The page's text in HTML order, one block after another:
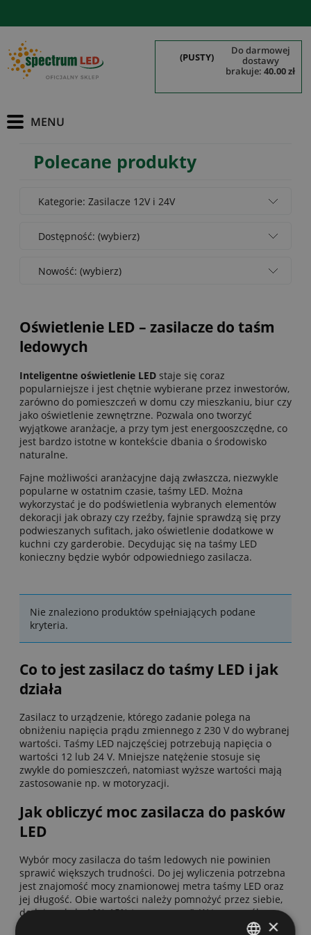
(PUSTY)
do darmowej
dostawy
brakuje: 40.00 zł
Polecane produkty
Kategorie: Zasilacze 12V i 24V
Dostępność: (wybierz)
Nowość: (wybierz)
Oświetlenie LED – zasilacze do taśm
ledowych
Inteligentne oświetlenie LED staje się coraz
popularniejsze i jest chętnie wybierane przez inwestorów,
zarówno do pomieszczeń w domu czy mieszkaniu, biur czy
jako oświetlenie zewnętrzne. Pozwala ono tworzyć
wyjątkowe aranżacje, a przy tym jest energooszczędne, co
jest bardzo istotne w kontekście dbania o środowisko
naturalne.
Fajne możliwości aranżacyjne dają zwłaszcza, niezwykle
popularne w ostatnim czasie, taśmy LED. Można
wykorzystać je do podświetlenia wybranych elementów
dekoracji jak obrazy czy rzeźby, fajnie sprawdzą się przy
podwieszanych sufitach, jako oświetlenie dodatkowe w
kuchni czy garderobie. Decydując się na taśmy LED
konieczny będzie wybór odpowiedniego zasilacza.
Nie znaleziono produktów spełniających podane
kryteria.
Co to jest zasilacz do taśmy LED i jak
działa
Zasilacz to urządzenie, którego zadanie polega na
obniżeniu napięcia prądu zmiennego z 230 V do wybranej
wartości. Taśmy LED najczęściej potrzebują napięcia o
wartości 12 lub 24 V. Mniejsze natężenie stosuje się
zwykle do pomieszczeń, natomiast wyższe wartości mają
zastosowanie np. w motoryzacji.
Jak obliczyć moc zasilacza do pasków
LED
Wybór mocy zasilacza do taśm ledowych nie powinien
sprawić większych trudności. Do jej wyliczenia potrzebna
jest znajomość mocy znamionowej metra taśmy LED oraz
jej długość. Obie wartości należy pomnożyć przez siebie,
dodając około 10%-15% tzw. „zapasu”. W ten sposób
otrzymamy właściwą moc zasilacza. Może być ona wyższa,
×